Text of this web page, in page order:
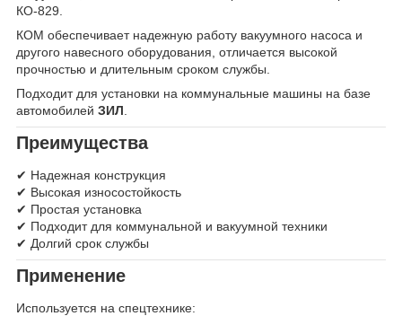
КО-829.
КОМ обеспечивает надежную работу вакуумного насоса и
другого навесного оборудования, отличается высокой
прочностью и длительным сроком службы.
Подходит для установки на коммунальные машины на базе
автомобилей ЗИЛ.
Преимущества
✔ Надежная конструкция
✔ Высокая износостойкость
✔ Простая установка
✔ Подходит для коммунальной и вакуумной техники
✔ Долгий срок службы
Применение
Используется на спецтехнике: